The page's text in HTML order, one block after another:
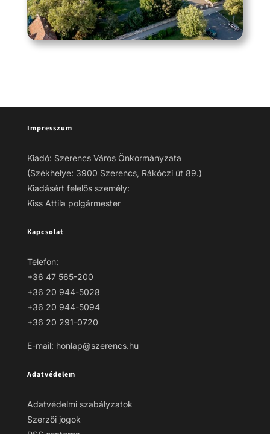
Impresszum
Kiadó: Szerencs Város Önkormányzata
(Székhelye: 3900 Szerencs, Rákóczi út 89.)
Kiadásért felelős személy:
Kiss Attila polgármester
Kapcsolat
Telefon:
+36 47 565-200
+36 20 944-5028
+36 20 944-5094
+36 20 291-0720
E-mail: honlap@szerencs.hu
Adatvédelem
Adatvédelmi szabályzatok
Szerzői jogok